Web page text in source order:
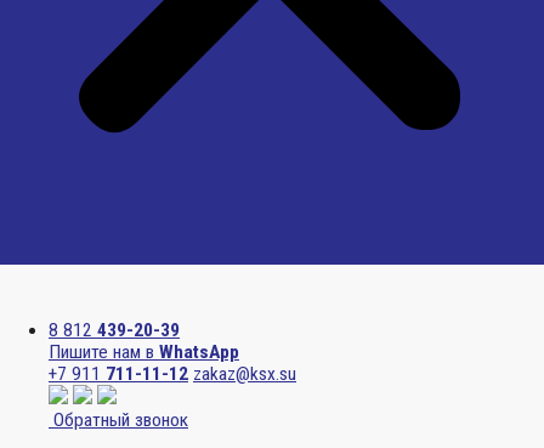
8 812 439-20-39
Пишите нам в WhatsApp
+7 911 711-11-12 zakaz@ksx.su
Обратный звонок